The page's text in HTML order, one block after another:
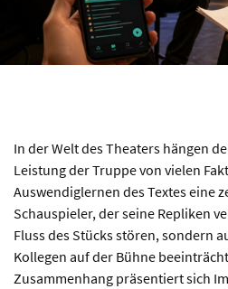
In der Welt des Theaters hängen
Leistung der Truppe von vielen
Auswendiglernen des Textes eine
Schauspieler, der seine Repliken
Fluss des Stücks stören, sondern
Kollegen auf der Bühne
Zusammenhang präsentiert sich